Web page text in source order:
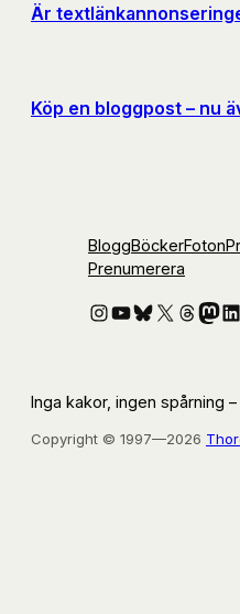
Är
Köp en bloggpost – nu
BloggBöckerFoton
Prenumerera
Instagram
YouTube
Bluesky
X
Inga kakor, ingen spårning –
Copyright © 1997—2026